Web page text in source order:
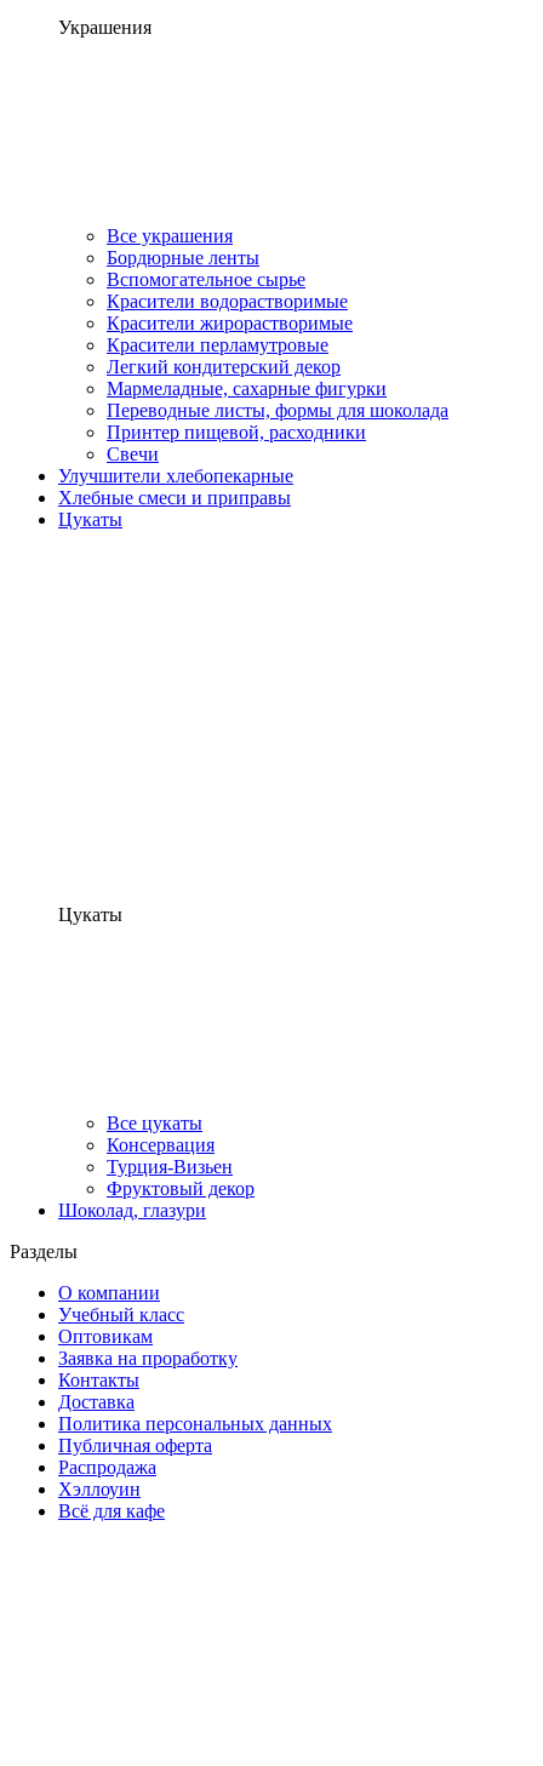
Украшения
Все украшения
Бордюрные ленты
Вспомогательное сырье
Красители водорастворимые
Красители жирорастворимые
Красители перламутровые
Легкий кондитерский декор
Мармеладные, сахарные фигурки
Переводные листы, формы для шоколада
Принтер пищевой, расходники
Свечи
Улучшители хлебопекарные
Хлебные смеси и приправы
Цукаты
Цукаты
Все цукаты
Консервация
Турция-Визьен
Фруктовый декор
Шоколад, глазури
Разделы
О компании
Учебный класс
Оптовикам
Заявка на проработку
Контакты
Доставка
Политика персональных данных
Публичная оферта
Распродажа
Хэллоуин
Всё для кафе